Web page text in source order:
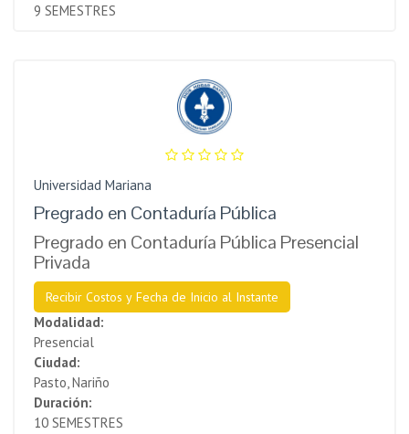
9 SEMESTRES
Universidad Mariana
Pregrado en Contaduría Pública
Pregrado en Contaduría Pública Presencial
Privada
Recibir Costos y Fecha de Inicio al Instante
Modalidad:
Presencial
Ciudad:
Pasto, Nariño
Duración:
10 SEMESTRES